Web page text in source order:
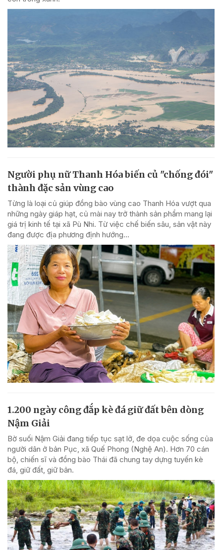
Người phụ nữ Thanh Hóa biến củ "chống đói"
thành đặc sản vùng cao
Từng là loại củ giúp đồng bào vùng cao Thanh Hóa vượt qua
những ngày giáp hạt, củ mài nay trở thành sản phẩm mang lại
giá trị kinh tế tại xã Pù Nhi. Từ việc chế biến sâu, sản vật này
đang được địa phương định hướng...
1.200 ngày công đắp kè đá giữ đất bên dòng
Nậm Giải
Bờ suối Nậm Giải đang tiếp tục sạt lở, đe dọa cuộc sống của
người dân ở bản Pục, xã Quế Phong (Nghệ An). Hơn 70 cán
bộ, chiến sĩ và đồng bào Thái đã chung tay dựng tuyến kè
đá, giữ đất, giữ bản.